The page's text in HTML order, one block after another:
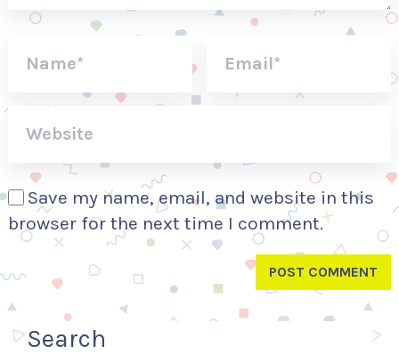
Save my name, email, and website in this
browser for the next time I comment.
Search